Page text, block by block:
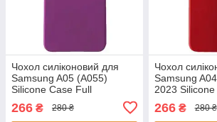
Чохол силіконовий для
Samsung A05 (A055)
Silicone Case Full
266 ₴ 280 ₴
Чохол
Samsung
2023
266₴ 280 ₴